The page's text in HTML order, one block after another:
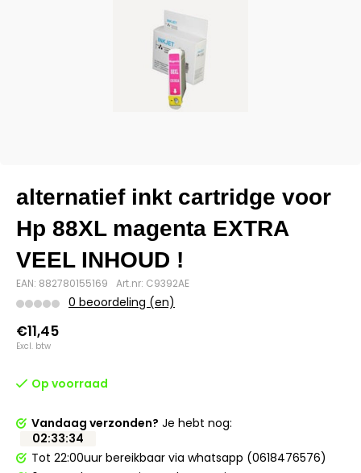
alternatief inkt cartridge voor
Hp 88XL magenta EXTRA
VEEL INHOUD !
EAN: 882780155169 Art.nr: C9392AE
0 beoordeling (en)
€11,45
Excl. btw
Op voorraad
Vandaag verzonden? Je hebt nog:
02:33:33
Tot 22:00uur bereikbaar via whatsapp (0618476576)